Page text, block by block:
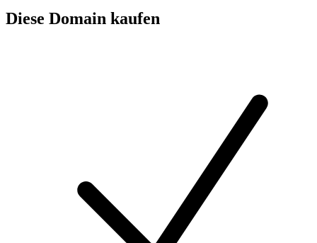
Diese Domain kaufen